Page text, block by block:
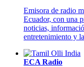
Emisora de radio
Ecuador, con una
noticias,
entretenimiento y
ECA Radio